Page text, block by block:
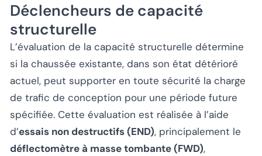
Déclencheurs de capacité
structurelle
L’évaluation de la capacité structurelle détermine
si la chaussée existante, dans son état détérioré
actuel, peut supporter en toute sécurité la charge
de trafic de conception pour une période future
spécifiée. Cette évaluation est réalisée à l’aide
d’essais non destructifs (END), principalement le
déflectomètre à masse tombante (FWD),